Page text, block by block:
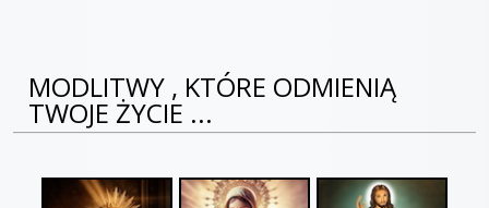
MODLITWY , KTÓRE ODMIENIĄ
TWOJE ŻYCIE ...